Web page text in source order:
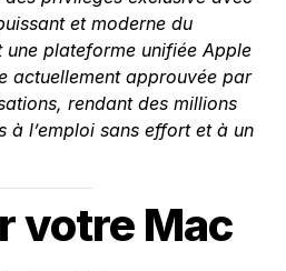
et moderne du
une plateforme unifiée Apple
actuellement approuvée par
rendant des millions
à l’emploi sans effort et à un
votre Mac